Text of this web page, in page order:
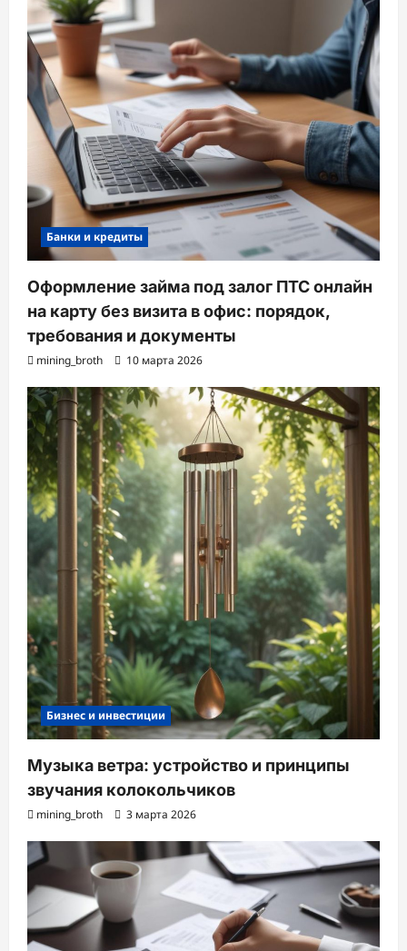
Банки и кредиты
Оформление займа под залог ПТС онлайн
на карту без визита в офис: порядок,
требования и документы
mining_broth 10 марта 2026
Бизнес и инвестиции
Музыка ветра: устройство и принципы
звучания колокольчиков
mining_broth 3 марта 2026